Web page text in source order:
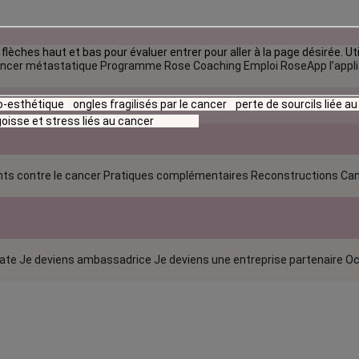
métastatique Programme Rose Coaching Emploi RoseApp
contre le cancer Pratiques complémentaires Reconstructions
Je deviens ambassadrice Je deviens une entreprise partenaire
haut et bas pour évaluer entrer pour aller à la page désirée.
esthétique ongles fragilisés par le cancer
perte de sourcils liée
et stress liés au cancer